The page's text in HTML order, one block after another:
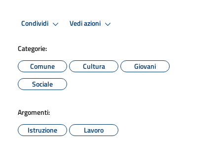
Condividi Vedi azioni
Categorie:
Comune
Cultura
Giovani
Sociale
Argomenti:
Istruzione
Lavoro